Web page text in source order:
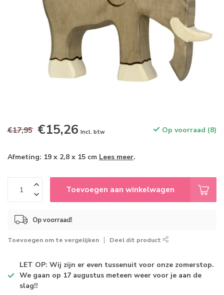
€17,95 €15,26 Incl. btw Op voorraad (8)
Afmeting: 19 x 2,8 x 15 cm Lees meer.
Toevoegen aan winkelwagen
Op voorraad!
Toevoegen om te vergelijken Deel dit product
LET OP: Wij zijn er even tussenuit voor onze zomerstop.
We gaan op 17 augustus meteen weer voor je aan de
slag!!